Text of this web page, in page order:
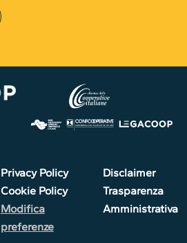
Privacy Policy
Cookie Policy
Modifica
preferenze
Disclaimer
Trasparenza
Amministrativa